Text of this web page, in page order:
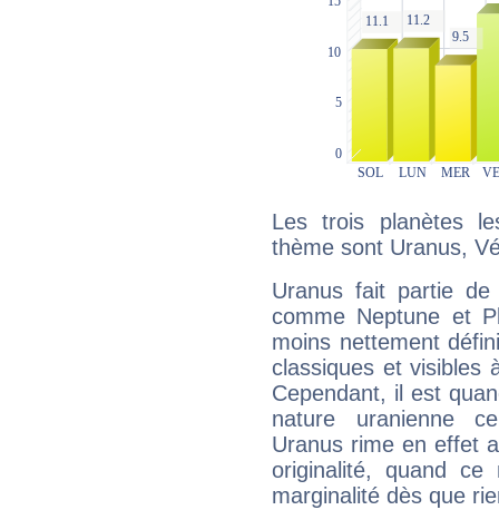
Les trois planètes
thème sont Uranus,
Uranus fait partie
comme Neptune et
moins nettement
classiques et visibles
Cependant, il est
nature uranienne
Uranus rime en effet
originalité, quand ce
marginalité dès que